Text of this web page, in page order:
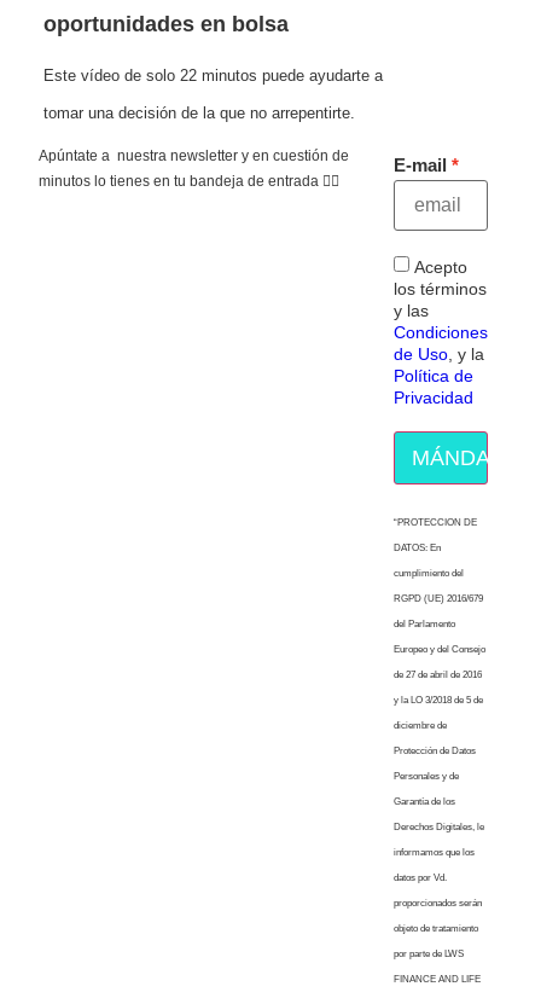
oportunidades en bolsa
Este vídeo de solo 22 minutos puede ayudarte a
tomar una decisión de la que no arrepentirte.
Apúntate a nuestra newsletter y en cuestión de
minutos lo tienes en tu bandeja de entrada 👇🏻
E-mail
Acepto
los términos
y las
Condiciones
de Uso, y la
Política de
Privacidad
MÁNDAME
“PROTECCION DE
DATOS: En
cumplimiento del
RGPD (UE) 2016/679
del Parlamento
Europeo y del Consejo
de 27 de abril de 2016
y la LO 3/2018 de 5 de
diciembre de
Protección de Datos
Personales y de
Garantía de los
Derechos Digitales, le
informamos que los
datos por Vd.
proporcionados serán
objeto de tratamiento
por parte de LWS
FINANCE AND LIFE